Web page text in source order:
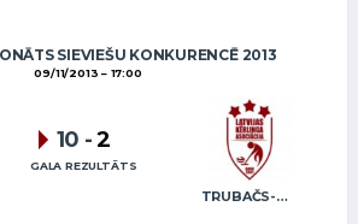
SIEVIEŠU KONKURENCĒ 2013
09/11/2013 17:00
TRUBAČS-BOGINSKA
10 -2
GALA REZULTĀTS